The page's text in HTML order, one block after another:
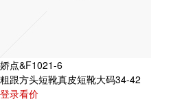
娇点&F1021-6
粗跟方头短靴真皮短靴大码34-42
登录看价